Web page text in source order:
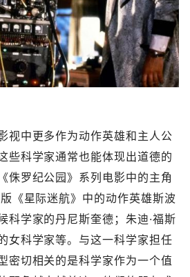
视中更多作为动作英雄和主人公
些科学家通常也能体现出道德的
侏罗纪公园》系列电影中的主角
《星际迷航》中的动作英雄斯波
科学家的丹尼斯奎德；朱迪·福斯
女科学家等。与这一科学家担任
密切相关的是科学家作为一个值